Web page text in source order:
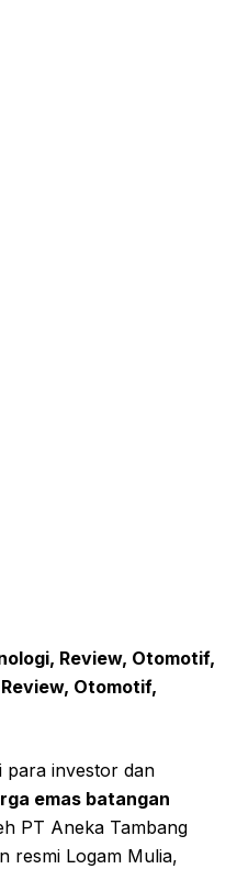
Review, Otomotif,
Otomotif,
para investor dan
emas batangan
PT Aneka Tambang
resmi Logam Mulia,